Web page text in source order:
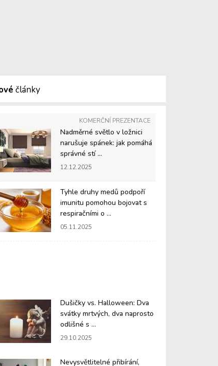
články
KOMERČNÍ PREZENTACE
Nadměrné světlo v ložnici
narušuje spánek: jak pomáhá
správné stí ...
12.12.2025
Tyhle druhy medů podpoří
imunitu pomohou bojovat s
respiračními o ...
05.11.2025
Dušičky vs. Halloween: Dva
svátky mrtvých, dva naprosto
odlišné s ...
29.10.2025
Nevysvětlitelné přibírání,